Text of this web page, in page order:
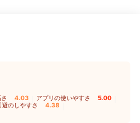
4.03 アプリの使いやすさ 5.00
のしやすさ 4.38